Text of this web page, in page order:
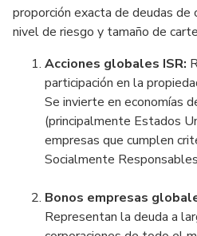
proporción exacta de deudas
nivel de riesgo y tamaño de
Acciones globales ISR:
participación en la
Se invierte en economías
(principalmente Estados
empresas que cumplen
Socialmente
Bonos empresas
Representan la deuda a